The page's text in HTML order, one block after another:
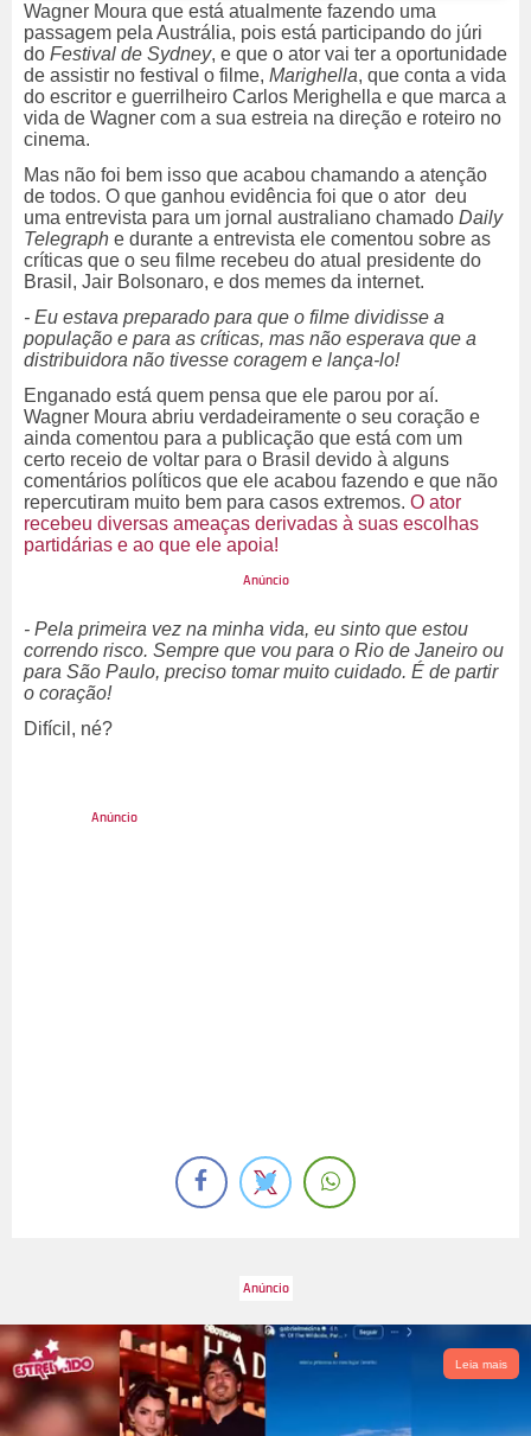
Wagner Moura que está atualmente fazendo uma
passagem pela Austrália, pois está participando do júri
do Festival de Sydney, e que o ator vai ter a oportunidade
de assistir no festival o filme, Marighella, que conta a vida
do escritor e guerrilheiro Carlos Merighella e que marca a
vida de Wagner com a sua estreia na direção e roteiro no
cinema.
Mas não foi bem isso que acabou chamando a atenção
de todos. O que ganhou evidência foi que o ator deu
uma entrevista para um jornal australiano chamado Daily
Telegraph e durante a entrevista ele comentou sobre as
críticas que o seu filme recebeu do atual presidente do
Brasil, Jair Bolsonaro, e dos memes da internet.
- Eu estava preparado para que o filme dividisse a
população e para as críticas, mas não esperava que a
distribuidora não tivesse coragem e lança-lo!
Enganado está quem pensa que ele parou por aí.
Wagner Moura abriu verdadeiramente o seu coração e
ainda comentou para a publicação que está com um
certo receio de voltar para o Brasil devido à alguns
comentários políticos que ele acabou fazendo e que não
repercutiram muito bem para casos extremos. O ator
recebeu diversas ameaças derivadas à suas escolhas
partidárias e ao que ele apoia!
- Pela primeira vez na minha vida, eu sinto que estou
correndo risco. Sempre que vou para o Rio de Janeiro ou
para São Paulo, preciso tomar muito cuidado. É de partir
o coração!
Difícil, né?
Leia mais